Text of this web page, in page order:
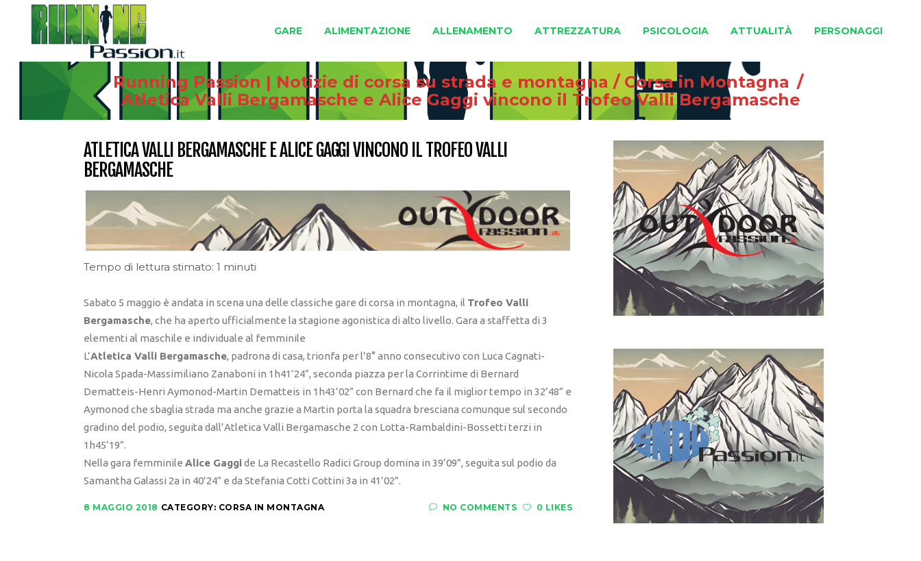
GARE ALIMENTAZIONE ALLENAMENTO ATTREZZATURA PSICOLOGIA ATTUALITÀ PERSONAGGI
Running Passion | Notizie di corsa su strada e montagna / Corsa in Montagna /
Atletica Valli Bergamasche e Alice Gaggi vincono il Trofeo Valli Bergamasche
ATLETICA VALLI BERGAMASCHE E ALICE GAGGI VINCONO IL TROFEO VALLI
BERGAMASCHE
Tempo di lettura stimato: 1 minuti
Sabato 5 maggio è andata in scena una delle classiche gare di corsa in montagna, il Trofeo Valli
Bergamasche, che ha aperto ufficialmente la stagione agonistica di alto livello. Gara a staffetta di 3
elementi al maschile e individuale al femminile
L’Atletica Valli Bergamasche, padrona di casa, trionfa per l’8° anno consecutivo con Luca Cagnati-
Nicola Spada-Massimiliano Zanaboni in 1h41’24”, seconda piazza per la Corrintime di Bernard
Dematteis-Henri Aymonod-Martin Dematteis in 1h43’02” con Bernard che fa il miglior tempo in 32’48” e
Aymonod che sbaglia strada ma anche grazie a Martin porta la squadra bresciana comunque sul secondo
gradino del podio, seguita dall’Atletica Valli Bergamasche 2 con Lotta-Rambaldini-Bossetti terzi in
1h45’19”.
Nella gara femminile Alice Gaggide La Recastello Radici Group domina in 39’09”, seguita sul podio da
Samantha Galassi 2a in 40’24” e da Stefania Cotti Cottini 3a in 41’02”.
8 MAGGIO 2018 CATEGORY: CORSA IN MONTAGNA NO COMMENTS 0 LIKES